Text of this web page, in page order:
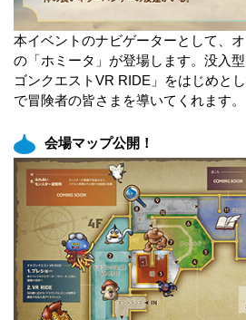
本イベントのナビゲーターとして、
の「ホミータ」が登場します。没入
ゴンクエストVR RIDE」をはじめと
で冒険者の皆さまを導いてくれます。
会場マップ公開！